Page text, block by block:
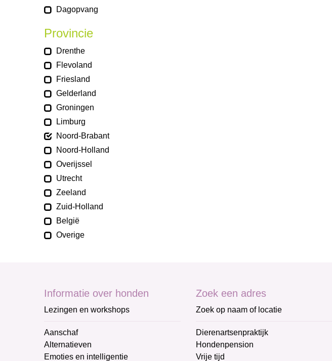
Dagopvang
Provincie
Drenthe
Flevoland
Friesland
Gelderland
Groningen
Limburg
Noord-Brabant
Noord-Holland
Overijssel
Utrecht
Zeeland
Zuid-Holland
België
Overige
Informatie over honden
Lezingen en workshops
Aanschaf
Alternatieven
Emoties en intelligentie
Zoek een adres
Zoek op naam of locatie
Dierenartsenpraktijk
Hondenpension
Vrije tijd